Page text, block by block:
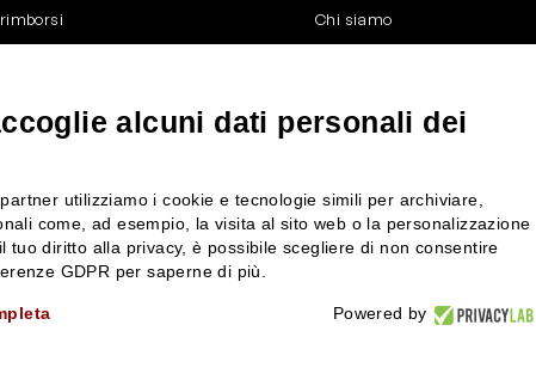
rimborsi
generali di vendita
Policy
Chi siamo
Contattaci
Attiva la Rossi Card
Lavora con noi
Segnalazione (Whistleblowing)
alcuni dati personali dei
utilizziamo i cookie e tecnologie simili per archiviare,
come, ad esempio, la visita al sito web o la personalizzazione
tuo diritto alla privacy, è possibile scegliere di non consentire
GDPR per saperne di più.
Powered by